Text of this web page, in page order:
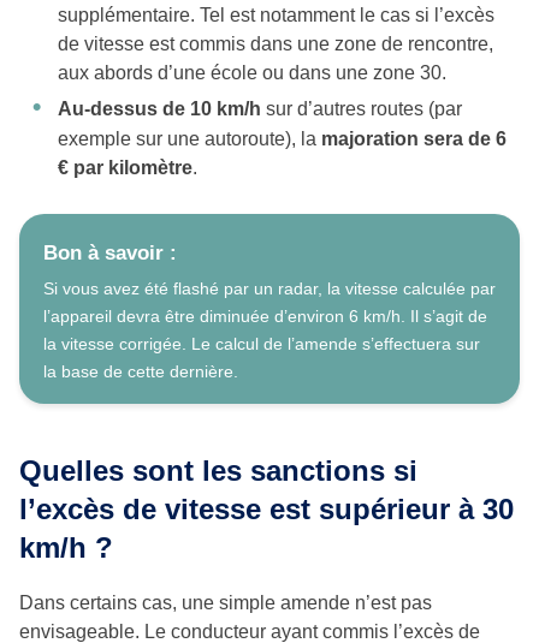
supplémentaire. Tel est notamment le cas si l’excès
de vitesse est commis dans une zone de rencontre,
aux abords d’une école ou dans une zone 30.
Au-dessus de 10 km/h sur d’autres routes (par
exemple sur une autoroute), la majoration sera de 6
€ par kilomètre.
Bon à savoir :
Si vous avez été flashé par un radar, la vitesse calculée par
l’appareil devra être diminuée d’environ 6 km/h. Il s’agit de
la vitesse corrigée. Le calcul de l’amende s’effectuera sur
la base de cette dernière.
Quelles sont les sanctions si
l’excès de vitesse est supérieur à 30
km/h ?
Dans certains cas, une simple amende n’est pas
envisageable. Le conducteur ayant commis l’excès de